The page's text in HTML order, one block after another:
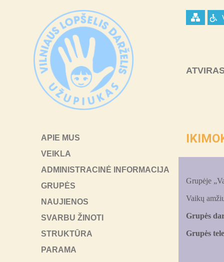
APIE MUS
VEIKLA
ADMINISTRACINĖ INFORMACIJA
GRUPĖS
NAUJIENOS
SVARBU ŽINOTI
STRUKTŪRA
PARAMA
Grupėje
Vaikų
Grupės
Grupės